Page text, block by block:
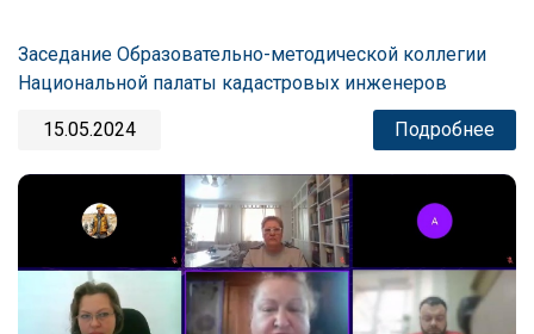
Заседание Образовательно-методической коллегии
Национальной палаты кадастровых инженеров
15.05.2024 Подробнее